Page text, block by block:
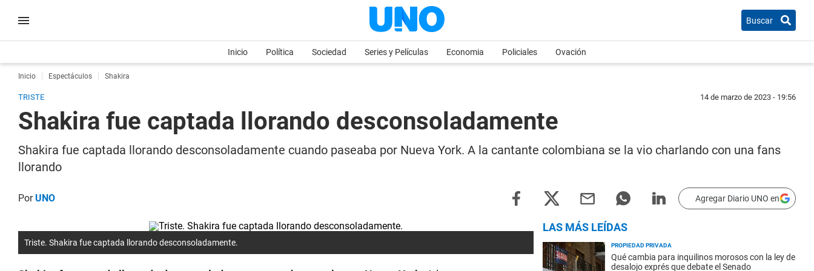
Buscar
Inicio Política Sociedad Series y Películas Economia Policiales Ovación
Inicio Espectáculos Shakira
TRISTE 14 de marzo de 2023 - 19:56
Shakira fue captada llorando desconsoladamente
Shakira fue captada llorando desconsoladamente cuando paseaba por Nueva York. A la cantante colombiana se la vio charlando con una fans
llorando
PorUNO Agregar Diario UNO en
Triste. Shakira fue captada llorando desconsoladamente.
LAS MÁS LEÍDAS
PROPIEDAD PRIVADA
Qué cambia para inquilinos morosos con la ley de
desalojo exprés que debate el Senado